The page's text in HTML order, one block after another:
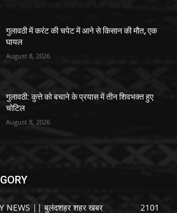
गुलावठी में करंट की चपेट में आने से किसान की मौत, एक
घायल
August 8, 2026
गुलावठी: कुत्ते को बचाने के प्रयास में तीन शिवभक्त हुए
चोटिल
August 8, 2026
NEWS || बुलंदशहर शहर खबर
2101